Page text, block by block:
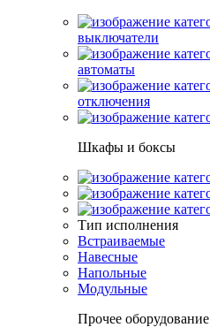
выключатели
автоматы
отключения
Шкафы и боксы
Тип исполнения
Встраиваемые
Навесные
Напольные
Модульные
Прочее оборудование